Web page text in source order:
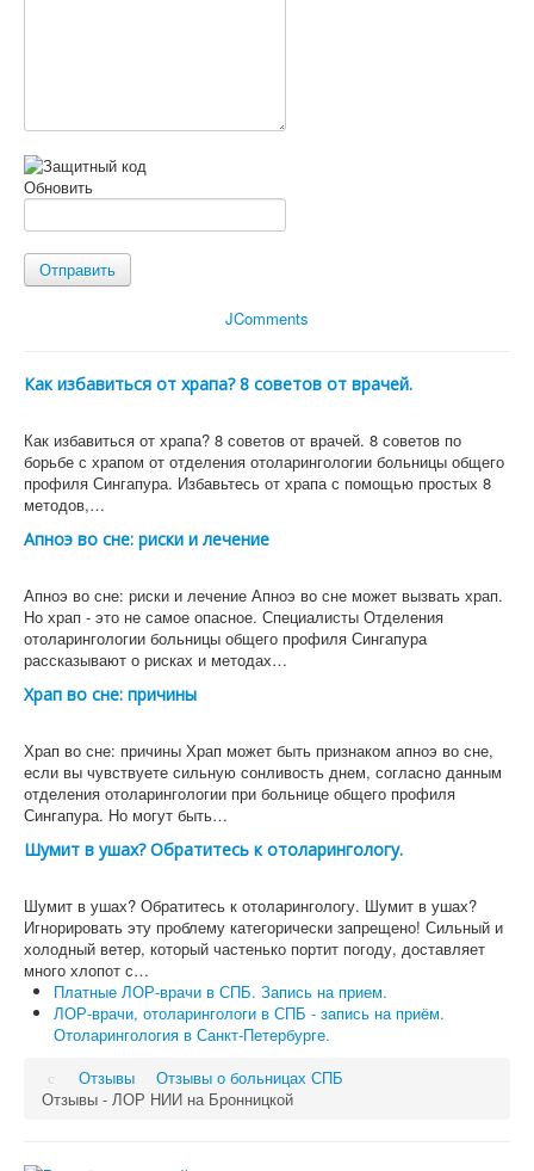
Обновить
Отправить
JComments
Как избавиться от храпа? 8 советов от врачей.
Как избавиться от храпа? 8 советов от врачей. 8 советов по
борьбе с храпом от отделения отоларингологии больницы общего
профиля Сингапура. Избавьтесь от храпа с помощью простых 8
методов,…
Апноэ во сне: риски и лечение
Апноэ во сне: риски и лечение Апноэ во сне может вызвать храп.
Но храп - это не самое опасное. Специалисты Отделения
отоларингологии больницы общего профиля Сингапура
рассказывают о рисках и методах…
Храп во сне: причины
Храп во сне: причины Храп может быть признаком апноэ во сне,
если вы чувствуете сильную сонливость днем, согласно данным
отделения отоларингологии при больнице общего профиля
Сингапура. Но могут быть…
Шумит в ушах? Обратитесь к отоларингологу.
Шумит в ушах? Обратитесь к отоларингологу. Шумит в ушах?
Игнорировать эту проблему категорически запрещено! Сильный и
холодный ветер, который частенько портит погоду, доставляет
много хлопот с…
Платные ЛОР-врачи в СПБ. Запись на прием.
ЛОР-врачи, отоларингологи в СПБ - запись на приём.
Отоларингология в Санкт-Петербурге.
Отзывы
Отзывы о больницах СПБ
Отзывы - ЛОР НИИ на Бронницкой